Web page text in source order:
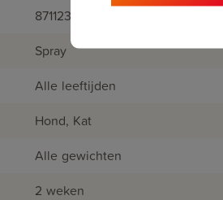
8711231135486
Spray
Alle leeftijden
Hond, Kat
Alle gewichten
2 weken